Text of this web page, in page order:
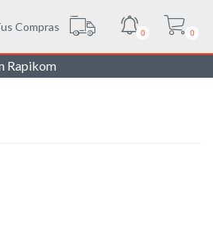
Compras 0 0
Rapikom